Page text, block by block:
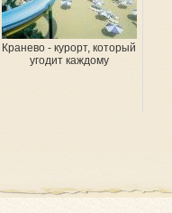
Кранево - курорт, который
угодит каждому